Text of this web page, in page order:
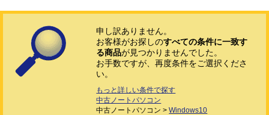
申し訳ありません。
お客様がお探しのすべての条件に一致す
る商品が見つかりませんでした。
お手数ですが、再度条件をご選択くださ
い。
もっと詳しい条件で探す
中古ノートパソコン
中古ノートパソコン >Windows10